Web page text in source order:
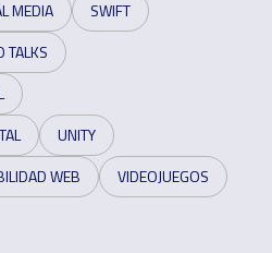
MEDIA
SWIFT
TALKS
UNITY
WEB
VIDEOJUEGOS